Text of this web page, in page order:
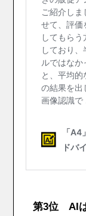
第3位 AI